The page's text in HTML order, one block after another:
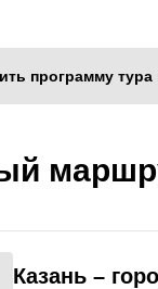
программу тура
Казань –